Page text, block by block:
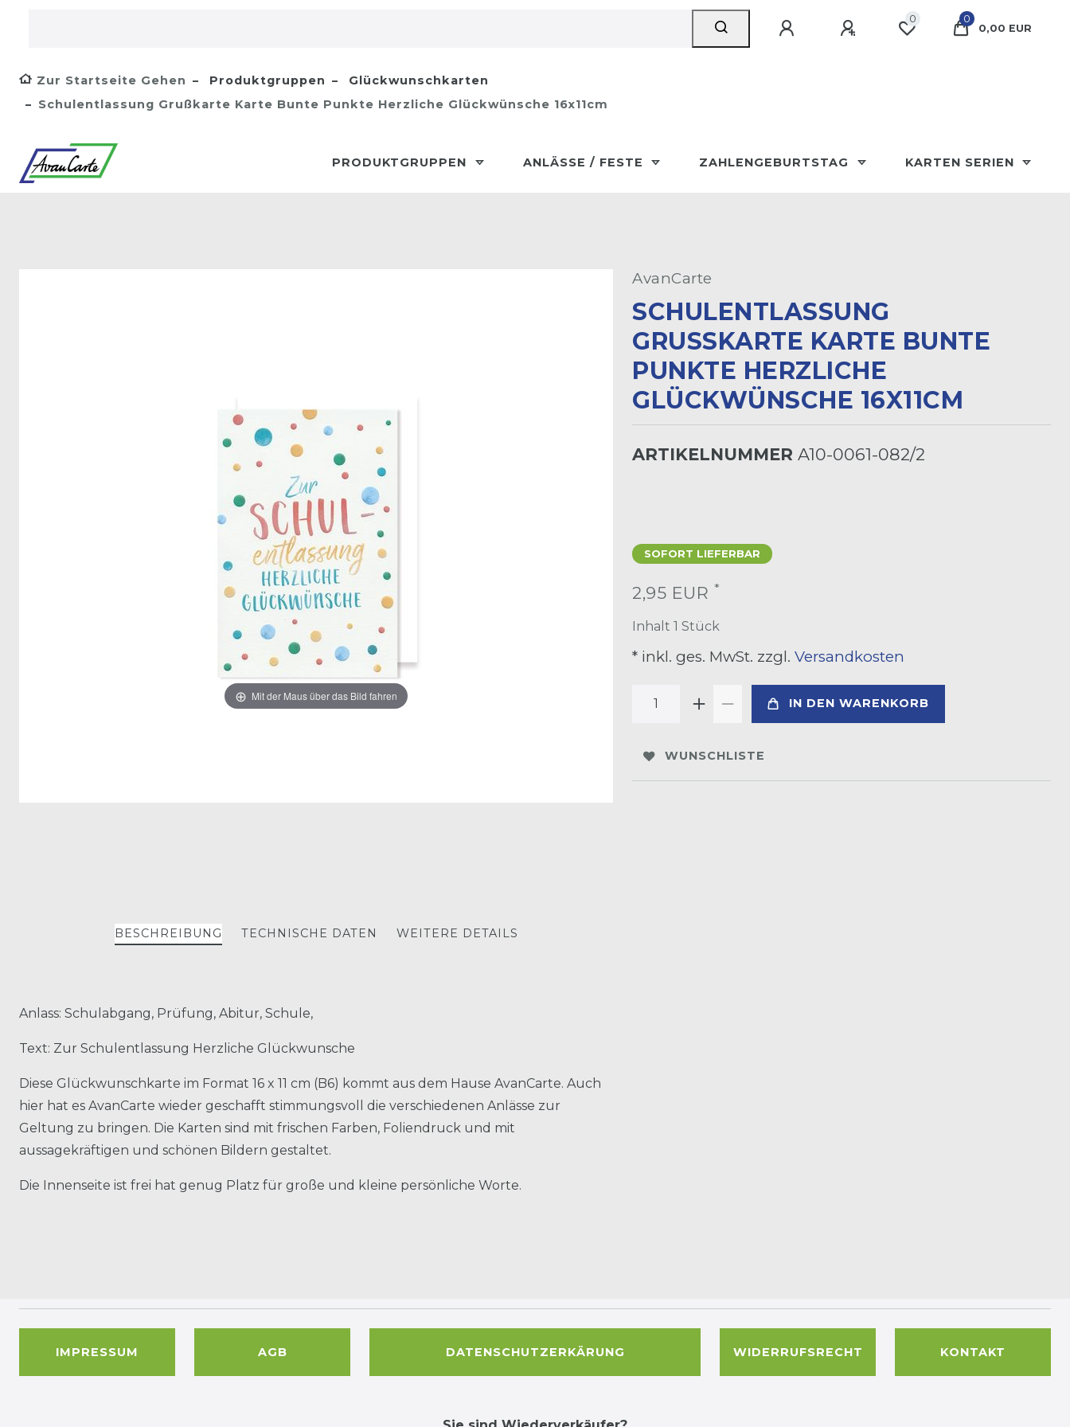
0
0
0,00 EUR
Zur Startseite Gehen Produktgruppen
Glückwunschkarten
Schulentlassung Grußkarte Karte Bunte Punkte Herzliche Glückwünsche 16x11cm
PRODUKTGRUPPEN ANLÄSSE / FESTE ZAHLENGEBURTSTAG KARTEN SERIEN
Mit der Maus über das Bild fahren
AvanCarte
SCHULENTLASSUNG
GRUSSKARTE KARTE BUNTE P
UNKTE HERZLICHE G
LÜCKWÜNSCHE 16X11CM
ARTIKELNUMMER A10-0061-082/2
SOFORT LIEFERBAR
2,95 EUR *
Inhalt 1 Stück
* inkl. ges. MwSt. zzgl. Versandkosten
IN DEN WARENKORB
WUNSCHLISTE
BESCHREIBUNG TECHNISCHE DATEN WEITERE DETAILS
Anlass: Schulabgang, Prüfung, Abitur, Schule,
Text: Zur Schulentlassung Herzliche Glückwunsche
Diese Glückwunschkarte im Format 16 x 11 cm (B6) kommt aus dem Hause AvanCarte. Auch
hier hat es AvanCarte wieder geschafft stimmungsvoll die verschiedenen Anlässe zur
Geltung zu bringen. Die Karten sind mit frischen Farben, Foliendruck und mit
aussagekräftigen und schönen Bildern gestaltet.
Die Innenseite ist frei hat genug Platz für große und kleine persönliche Worte.
IMPRESSUM AGB DATENSCHUTZERKÄRUNG WIDERRUFSRECHT KONTAKT